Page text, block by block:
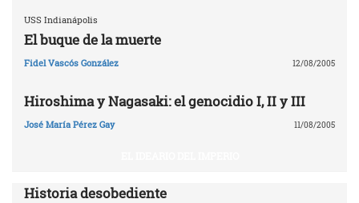
USS Indianápolis
El buque de la muerte
Fidel Vascós González 12/08/2005
Hiroshima y Nagasaki: el genocidio I, II y III
José María Pérez Gay 11/08/2005
Historia desobediente